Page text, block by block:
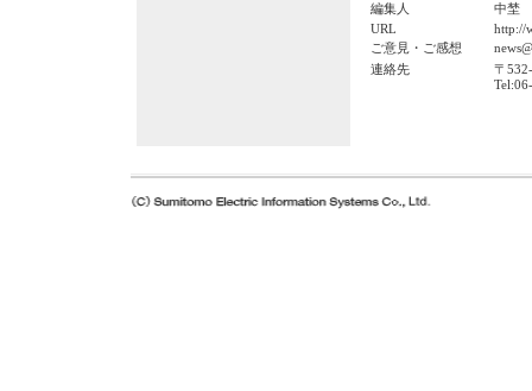
編集人
中埜
URL
http://
ご意見・ご感想
連絡先
〒